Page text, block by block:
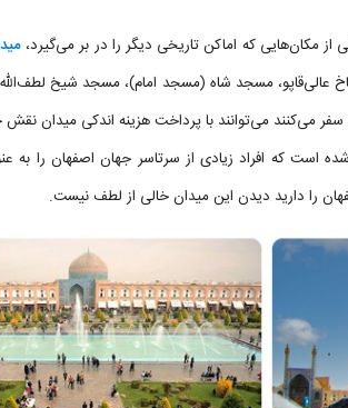
مکان‌هایی که اماکن تاریخی دیگر را در بر می‌گیرد،
عالی‌قاپو، مسجد شاه (مسجد امام)، مسجد شیخ
می‌کنند می‌توانند با پرداخت هزینه اندکی میدان نقش
است که افراد زیادی از سرتاسر جهان اصفهان را به
را دارید دیدن این میدان خالی از لطف نیست.